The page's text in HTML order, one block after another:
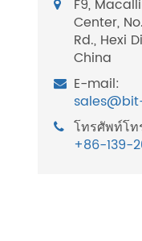
F9,
Center,
Rd., Hexi
China
E-mail:
โทรศัพท์โท
+86-139-